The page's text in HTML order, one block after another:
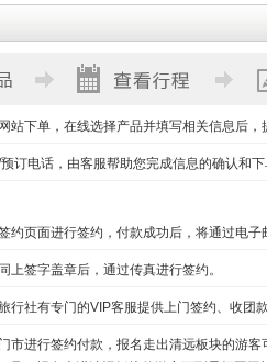
站下单，在线选择产品并填写相关信息后，
订电话，由客服帮助您完成信息的确认和下
约页面进行签约，付款成功后，将通过电
上签字盖章后，通过传真进行签约。
行社有专门的VIP客服提供上门签约、收
市进行签约付款，报名走出清远板块的游